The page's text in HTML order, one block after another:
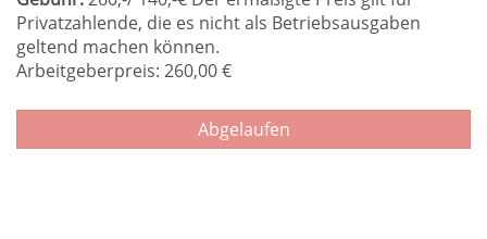
Privatzahlende, die es nicht als Betriebsausgaben
geltend machen können.
Arbeitgeberpreis: 260,00 €
Abgelaufen